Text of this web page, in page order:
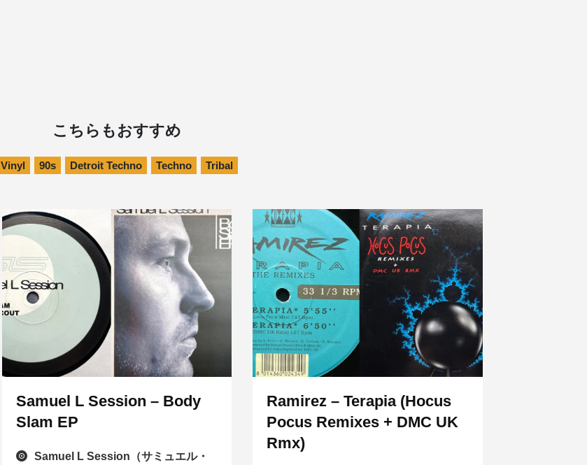
こちらもおすすめ
Vinyl 90s Detroit Techno Techno Tribal
Samuel L Session – Body
Slam EP
Samuel L Session（サミュエル・
Ramirez – Terapia (Hocus
Pocus Remixes + DMC UK
Rmx)